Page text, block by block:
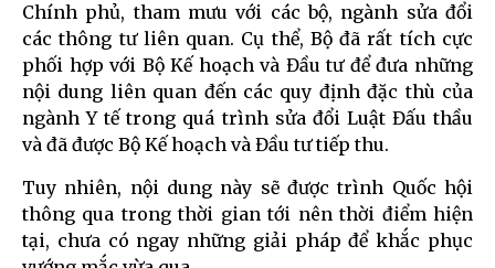
Chính phủ, tham mưu với các bộ, ngành sửa đổi
các thông tư liên quan. Cụ thể, Bộ đã rất tích cực
phối hợp với Bộ Kế hoạch và Đầu tư để đưa những
nội dung liên quan đến các quy định đặc thù của
ngành Y tế trong quá trình sửa đổi Luật Đấu thầu
và đã được Bộ Kế hoạch và Đầu tư tiếp thu.
Tuy nhiên, nội dung này sẽ được trình Quốc hội
thông qua trong thời gian tới nên thời điểm hiện
tại, chưa có ngay những giải pháp để khắc phục